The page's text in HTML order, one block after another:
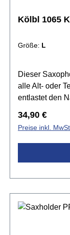
Kölbl 1065
Größe: L
Dieser
alle Alt- oder
entlastet den
Tenor
breitläuft über
möglichMade
Regulärer
34,90 €
Preise inkl.